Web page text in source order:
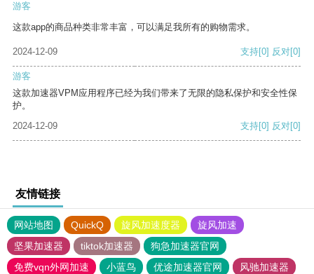
游客
这款app的商品种类非常丰富，可以满足我所有的购物需求。
2024-12-09 支持[0] 反对[0]
游客
这款加速器VPM应用程序已经为我们带来了无限的隐私保护和安全性保
护。
2024-12-09
支持[0] 反对[0]
友情链接
网站地图 QuickQ 旋风加速度器
旋风加速
坚果加速器
tiktok加速器
狗急加速器官网
免费vqn外网加速
小蓝鸟 优途加速器官网 风驰加速器